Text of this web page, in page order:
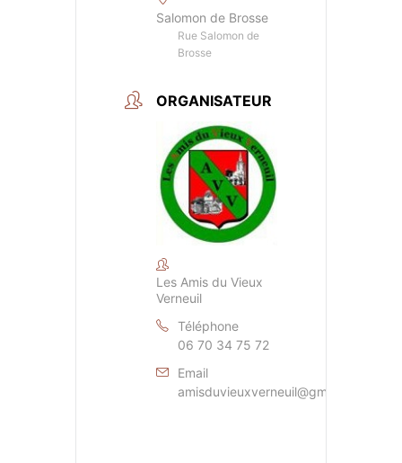
Salomon de Brosse
Rue Salomon de
Brosse
ORGANISATEUR
Les Amis du Vieux
Verneuil
Téléphone
06 70 34 75 72
Email
amisduvieuxverneuil@gmail.com